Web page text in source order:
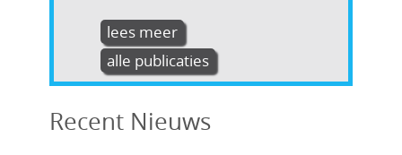
lees meer
alle publicaties
Recent Nieuws